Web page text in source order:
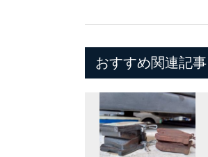
おすすめ関連記事